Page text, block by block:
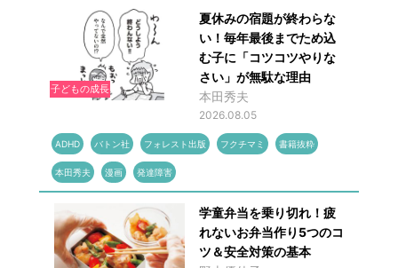
子どもの成長
夏休みの宿題が終わらな
い！毎年最後までため込
む子に「コツコツやりな
さい」が無駄な理由
本田秀夫
2026.08.05
ADHD バトン社 フォレスト出版 フクチマミ 書籍抜粋
本田秀夫 漫画 発達障害
学童弁当を乗り切れ！疲
れないお弁当作り5つのコ
ツ＆安全対策の基本